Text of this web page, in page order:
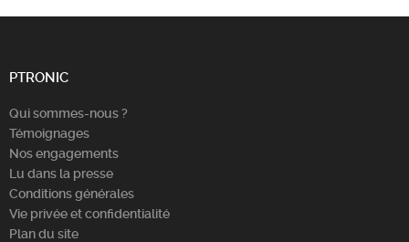
PTRONIC
Qui sommes-nous ?
Témoignages
Nos engagements
Lu dans la presse
Conditions générales
Vie privée et confidentialité
Plan du site